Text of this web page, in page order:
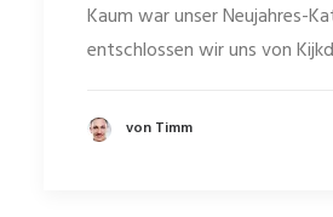
Kaum war unser Neujahres-
entschlossen wir uns von
von Timm